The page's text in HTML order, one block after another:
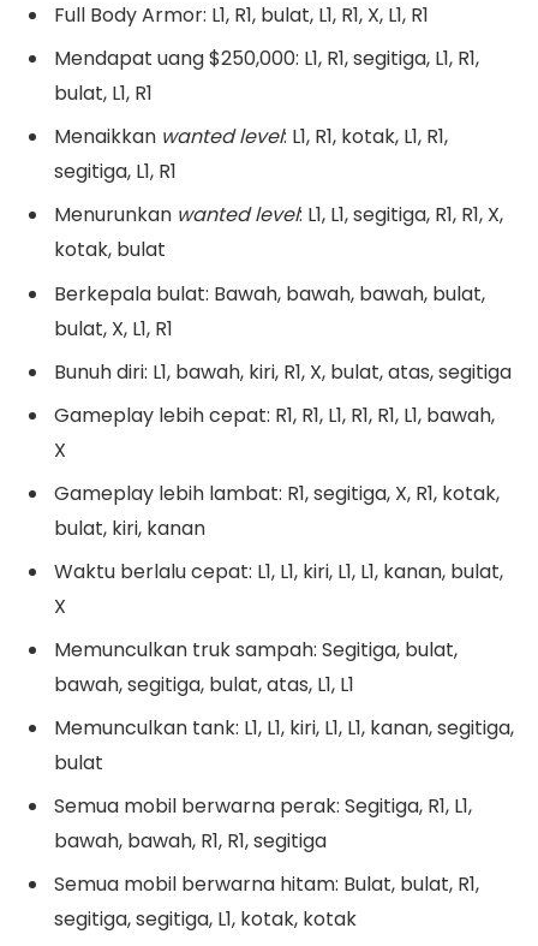
Full Body Armor: L1, R1, bulat, L1, R1, X, L1, R1
Mendapat uang $250,000: L1, R1, segitiga, L1, R1,
bulat, L1, R1
Menaikkan wanted level: L1, R1, kotak, L1, R1,
segitiga, L1, R1
Menurunkan wanted level: L1, L1, segitiga, R1, R1, X,
kotak, bulat
Berkepala bulat: Bawah, bawah, bawah, bulat,
bulat, X, L1, R1
Bunuh diri: L1, bawah, kiri, R1, X, bulat, atas, segitiga
Gameplay lebih cepat: R1, R1, L1, R1, R1, L1, bawah,
X
Gameplay lebih lambat: R1, segitiga, X, R1, kotak,
bulat, kiri, kanan
Waktu berlalu cepat: L1, L1, kiri, L1, L1, kanan, bulat,
X
Memunculkan truk sampah: Segitiga, bulat,
bawah, segitiga, bulat, atas, L1, L1
Memunculkan tank: L1, L1, kiri, L1, L1, kanan, segitiga,
bulat
Semua mobil berwarna perak: Segitiga, R1, L1,
bawah, bawah, R1, R1, segitiga
Semua mobil berwarna hitam: Bulat, bulat, R1,
segitiga, segitiga, L1, kotak, kotak